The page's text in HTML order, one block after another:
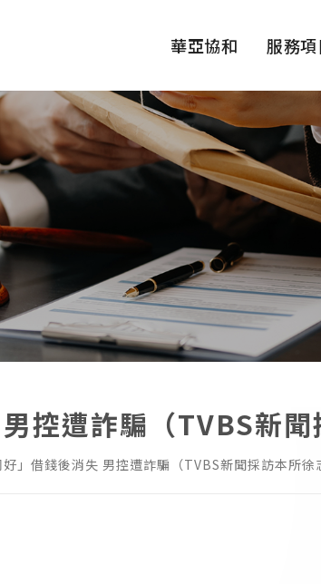
華亞協和 服務項
控遭詐騙（TVBS新聞
」借錢後消失 男控遭詐騙（TVBS新聞採訪本所徐